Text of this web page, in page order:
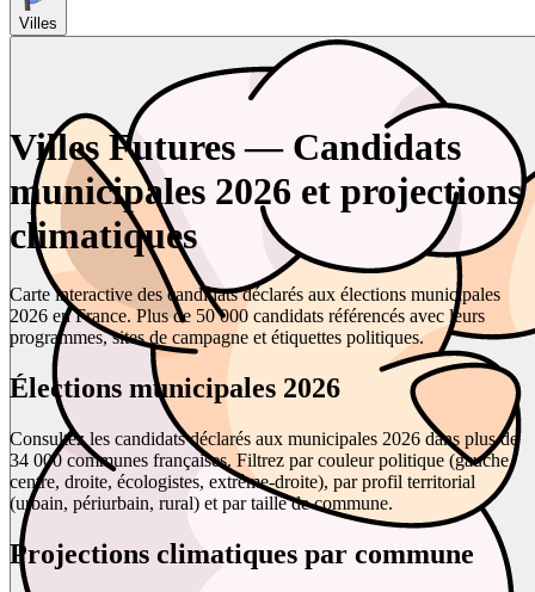
Villes
Villes Futures — Candidats
municipales 2026 et projections
climatiques
Carte interactive des candidats déclarés aux élections municipales
2026 en France. Plus de 50 000 candidats référencés avec leurs
programmes, sites de campagne et étiquettes politiques.
Élections municipales 2026
Consultez les candidats déclarés aux municipales 2026 dans plus de
34 000 communes françaises. Filtrez par couleur politique (gauche,
centre, droite, écologistes, extrême-droite), par profil territorial
(urbain, périurbain, rural) et par taille de commune.
Projections climatiques par commune